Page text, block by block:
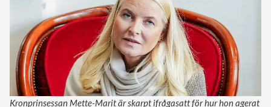
Kronprinsessan Mette-Marit är skarpt ifrågasatt för hur hon agerat